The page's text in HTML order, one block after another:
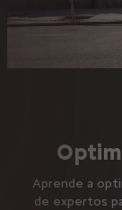
Aprende a
de expertos